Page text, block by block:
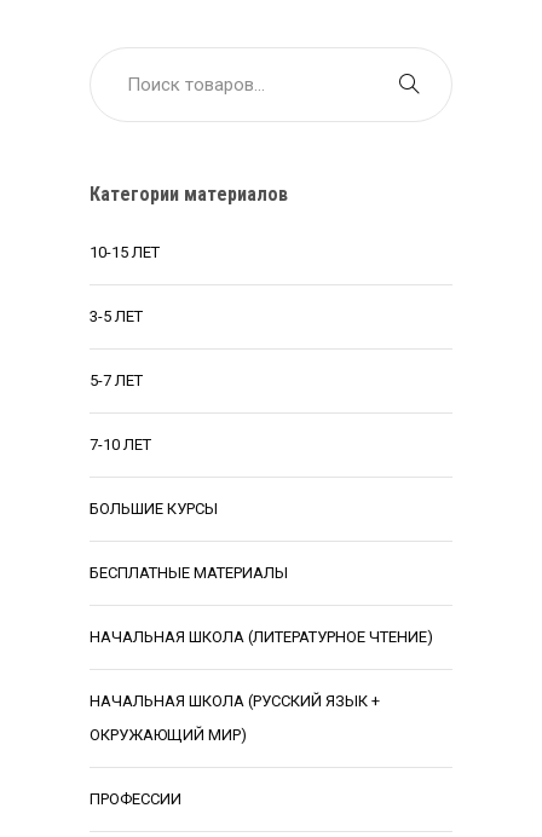
Категории материалов
10-15 ЛЕТ
3-5 ЛЕТ
5-7 ЛЕТ
7-10 ЛЕТ
БОЛЬШИЕ КУРСЫ
БЕСПЛАТНЫЕ МАТЕРИАЛЫ
НАЧАЛЬНАЯ ШКОЛА (ЛИТЕРАТУРНОЕ ЧТЕНИЕ)
НАЧАЛЬНАЯ ШКОЛА (РУССКИЙ ЯЗЫК +
ОКРУЖАЮЩИЙ МИР)
ПРОФЕССИИ